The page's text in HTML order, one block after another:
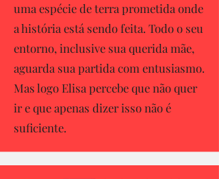
uma espécie de terra prometida onde
a história está sendo feita. Todo o seu
entorno, inclusive sua querida mãe,
aguarda sua partida com entusiasmo.
Mas logo Elisa percebe que não quer
ir e que apenas dizer isso não é
suficiente.